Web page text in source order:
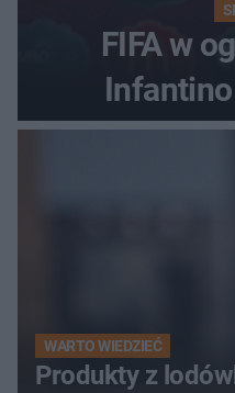
FIFA w
WARTO WIEDZIEĆ
Produkty z